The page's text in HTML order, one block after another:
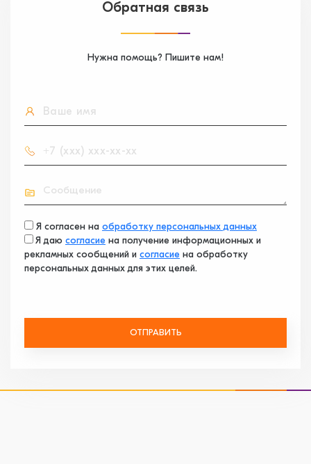
Обратная связь
Нужна помощь? Пишите нам!
Я согласен на обработку персональных данных
Я даю согласие на получение информационных и
рекламных сообщений и согласие на обработку
персональных данных для этих целей.
ОТПРАВИТЬ